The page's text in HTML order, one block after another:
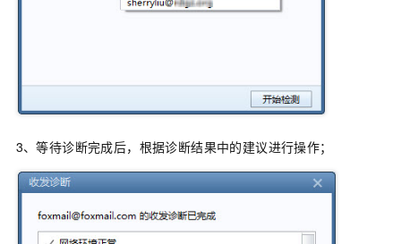
3、等待诊断完成后，根据诊断结果中的建议进行操作；